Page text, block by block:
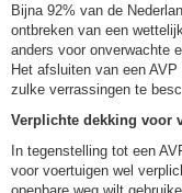
Bijna 92% van de
ontbreken van een
anders voor onverwachte
Het afsluiten van een
zulke verrassingen te
Verplichte dekking voor
In tegenstelling tot een
voor voertuigen wel